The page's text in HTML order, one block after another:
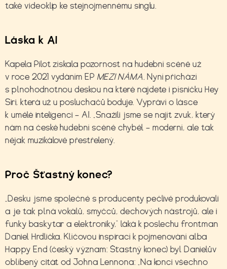
také videoklip ke stejnojmennému singlu.
Láska k AI
Kapela Pilot získala pozornost na hudební scéně už
v roce 2021 vydáním EP MEZI NÁMA. Nyní přichází
s plnohodnotnou deskou na které najdete i písničku Hey
Siri, která už u posluchačů boduje. Vypráví o lásce
k umělé inteligenci – AI. „Snažili jsme se najít zvuk, který
nám na české hudební scéně chyběl – moderní, ale tak
nějak muzikálově přestřelený.
Proč Šťastný konec?
„Desku jsme společně s producenty pečlivě produkovali
a je tak plná vokálů, smyčců, dechových nástrojů, ale i
funky baskytar a elektroniky,“ láká k poslechu frontman
Daniel Hrdlička. Klíčovou inspirací k pojmenování alba
Happy End (český význam: Šťastný konec) byl Danielův
oblíbený citát od Johna Lennona: „Na konci všechno